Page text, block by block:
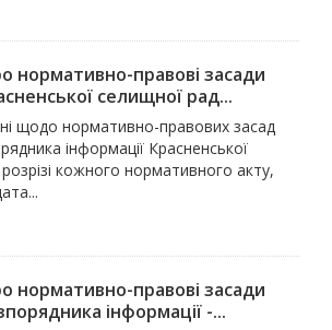
нормативно-правові засади
селищної рад...
щодо нормативно-правових засад
інформації Красненської
кожного нормативного акту,
нормативно-правові засади
інформації -...